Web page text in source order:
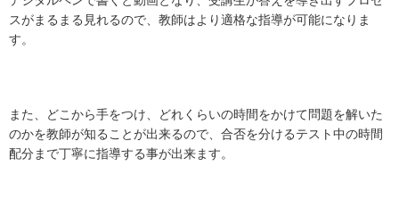
スがまるまる見れるので、教師はより適格な指導が可能になりま
す。
また、どこから手をつけ、どれくらいの時間をかけて問題を解いた
のかを教師が知ることが出来るので、 合否を分けるテスト中の時間
配分まで丁寧に指導する事が出来ます。